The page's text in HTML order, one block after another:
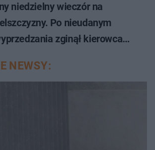
niedzielny wieczór na
Po nieudanym
zginął kierowca
NEWSY: